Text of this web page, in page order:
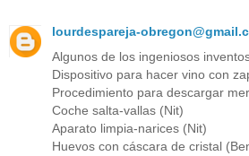
lourdespareja-
Algunos de los ingeniosos
Dispositivo para hacer vino con
Procedimiento para descargar
Coche salta-vallas (Nit)
Aparato limpia-narices (Nit)
Huevos con cáscara de cristal